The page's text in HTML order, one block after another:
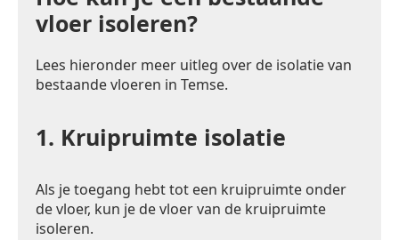
vloer isoleren?
Lees hieronder meer uitleg over de isolatie van
bestaande vloeren in Temse.
1. Kruipruimte isolatie
Als je toegang hebt tot een kruipruimte onder
de vloer, kun je de vloer van de kruipruimte
isoleren.